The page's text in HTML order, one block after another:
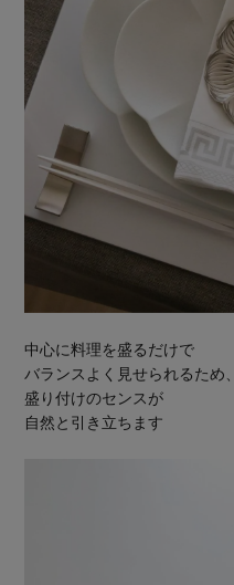
中心に料理を盛るだけで
バランスよく見せられるため、
盛り付けのセンスが
自然と引き立ちます